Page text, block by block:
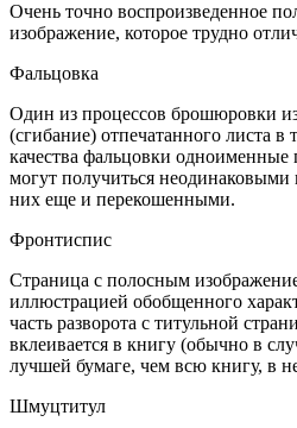
Очень точно воспроизведенное
изображение, которое трудно
Фальцовка
Один из процессов брошюровки
(сгибание) отпечатанного листа в
качества фальцовки одноименные
могут получиться неодинаковыми
них еще и перекошенными.
Фронтиспис
Страница с полосным
иллюстрацией обобщенного
часть разворота с титульной
вклеивается в книгу (обычно в
лучшей бумаге, чем всю книгу, в
Шмуцтитул